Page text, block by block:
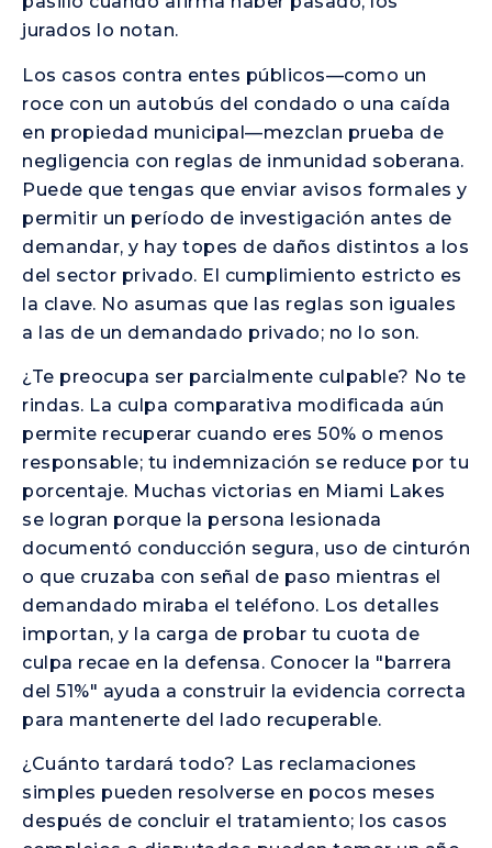
jurados lo notan.
Los casos contra entes públicos—como un
roce con un autobús del condado o una caída
en propiedad municipal—mezclan prueba de
negligencia con reglas de inmunidad soberana.
Puede que tengas que enviar avisos formales y
permitir un período de investigación antes de
demandar, y hay topes de daños distintos a los
del sector privado. El cumplimiento estricto es
la clave. No asumas que las reglas son iguales
a las de un demandado privado; no lo son.
¿Te preocupa ser parcialmente culpable? No te
rindas. La culpa comparativa modificada aún
permite recuperar cuando eres 50% o menos
responsable; tu indemnización se reduce por tu
porcentaje. Muchas victorias en Miami Lakes
se logran porque la persona lesionada
documentó conducción segura, uso de cinturón
o que cruzaba con señal de paso mientras el
demandado miraba el teléfono. Los detalles
importan, y la carga de probar tu cuota de
culpa recae en la defensa. Conocer la "barrera
del 51%" ayuda a construir la evidencia correcta
para mantenerte del lado recuperable.
¿Cuánto tardará todo? Las reclamaciones
simples pueden resolverse en pocos meses
después de concluir el tratamiento; los casos